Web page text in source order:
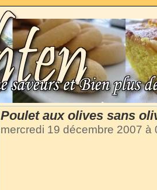
Poulet aux olives sans
mercredi 19 décembre 2007 à